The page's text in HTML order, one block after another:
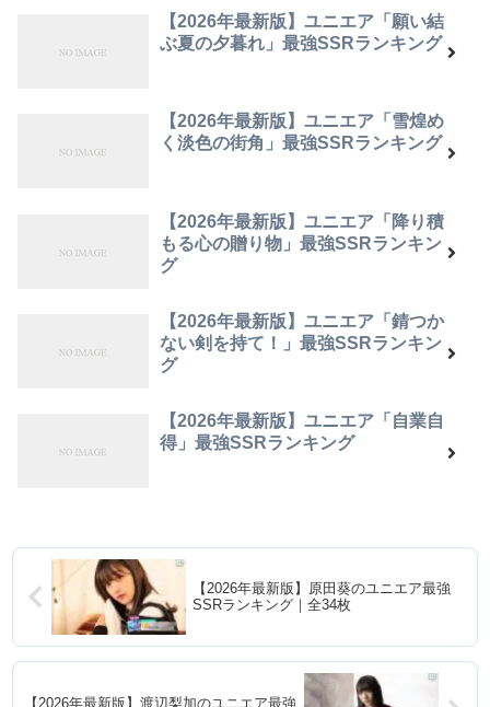
【2026年最新版】ユニエア「願い結
ぶ夏の夕暮れ」最強SSRランキング
【2026年最新版】ユニエア「雪煌め
く淡色の街角」最強SSRランキング
【2026年最新版】ユニエア「降り積
もる心の贈り物」最強SSRランキン
グ
【2026年最新版】ユニエア「錆つか
ない剣を持て！」最強SSRランキン
グ
【2026年最新版】ユニエア「自業自
得」最強SSRランキング
【2026年最新版】原田葵のユニエア最強
SSRランキング｜全34枚
【2026年最新版】渡辺梨加のユニエア最強